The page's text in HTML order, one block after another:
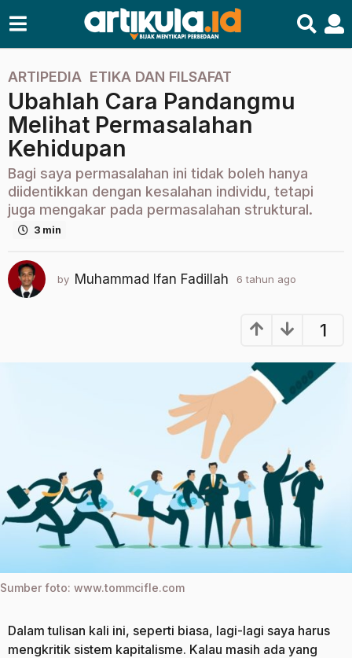
6
t
a
h
u
n
a
g
t
a
a
ARTIPEDIA ,ETIKA DAN FILSAFAT
Ubahlah Cara Pandangmu
Melihat Permasalahan
Kehidupan
Bagi saya permasalahan ini tidak boleh hanya
diidentikkan dengan kesalahan individu, tetapi
juga mengakar pada permasalahan struktural.
3 min
by Muhammad Ifan Fadillah 6 tahun ago
o
1
Sumber foto: www.tommcifle.com
Dalam tulisan kali ini, seperti biasa, lagi-lagi saya harus
mengkritik sistem kapitalisme. Kalau masih ada yang